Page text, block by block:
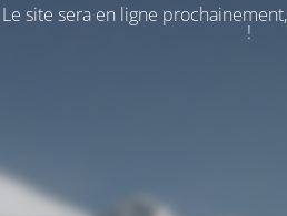
Le site sera en ligne
!